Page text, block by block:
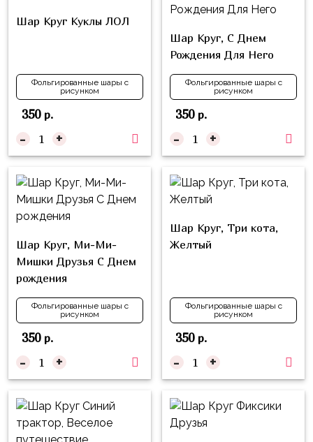
Шар Круг Куклы ЛОЛ
Фольгированные шары с
рисунком
350р.
- +
Шар Круг, С Днем
Рождения Для Него
Фольгированные шары с
рисунком
350р.
- +
Шар Круг, Ми-Ми-
Мишки Друзья С Днем
рождения
Фольгированные шары с
рисунком
350р.
- +
Шар Круг, Три кота,
Желтый
Фольгированные шары с
рисунком
350р.
- +
фигуры
Индивидуальная
надпись
Буквы
Товары
праздника
Сервировка
Свечи
Бумажный
декор
Колпачки,
Гудки
Фиксики
Динозавры
Принцессы
Микки
и
Минни
Спорт
Мамы,
Бабушки
Для
Папы,
Дедушки
Тропики
Космос
Единороги